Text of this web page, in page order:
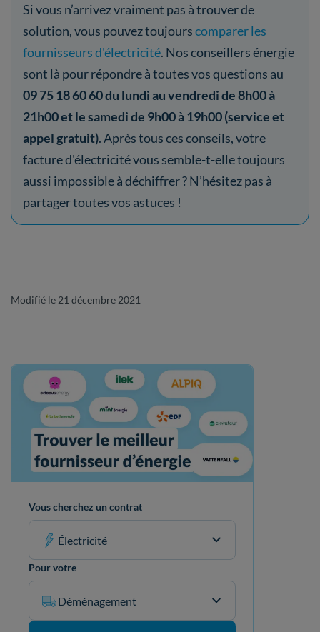
Vous cherchez un contrat
Électricité
Pour votre
Déménagement
Si vous n’arrivez vraiment pas à trouver de
solution, vous pouvez toujourscomparer les
fournisseurs d'électricité. Nos conseillers énergie
sont là pour répondre à toutes vos questions au
09 75 18 60 60 du lundi au vendredi de 8h00 à
21h00 et le samedi de 9h00 à 19h00 (service et
appel gratuit). Après tous ces conseils, votre
facture d'électricité vous semble-t-elle toujours
aussi impossible à déchiffrer ? N’hésitez pas à
partager toutes vos astuces !
Modifié le 21 décembre 2021